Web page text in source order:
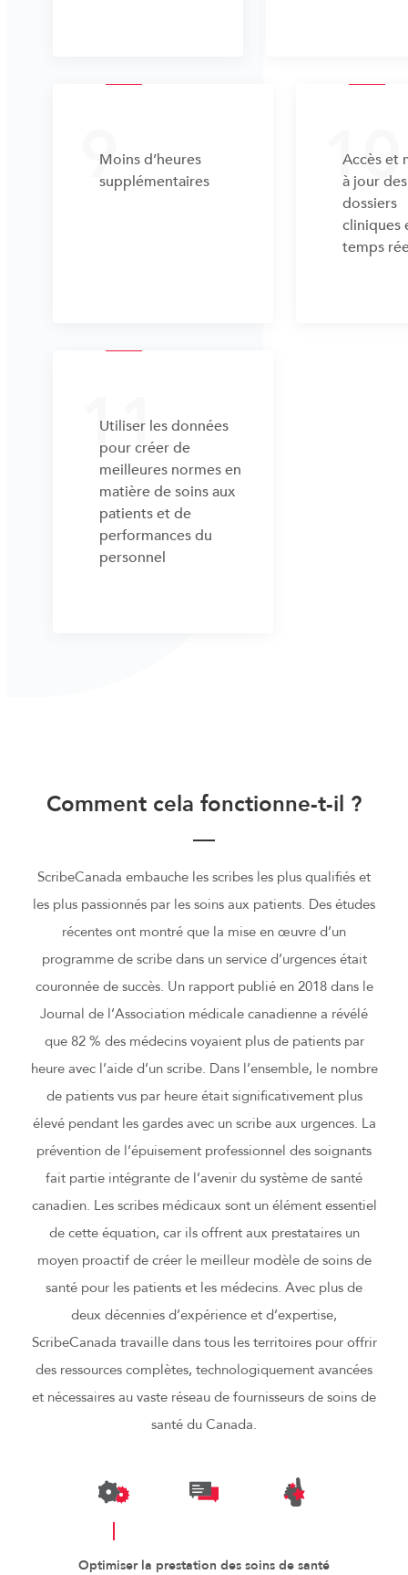
9
Moins d’heures
supplémentaires
10
Accès et
à jour des
dossiers
cliniques
temps
11
Utiliser les données
pour créer de
meilleures normes en
matière de soins aux
patients et de
performances du
personnel
Comment cela fonctionne-t-il ?
ScribeCanada embauche les scribes les plus qualifiés et
les plus passionnés par les soins aux patients. Des études
récentes ont montré que la mise en œuvre d’un
programme de scribe dans un service d’urgences était
couronnée de succès. Un rapport publié en 2018 dans le
Journal de l’Association médicale canadienne a révélé
que 82 % des médecins voyaient plus de patients par
heure avec l’aide d’un scribe. Dans l’ensemble, le nombre
de patients vus par heure était significativement plus
élevé pendant les gardes avec un scribe aux urgences. La
prévention de l’épuisement professionnel des soignants
fait partie intégrante de l’avenir du système de santé
canadien. Les scribes médicaux sont un élément essentiel
de cette équation, car ils offrent aux prestataires un
moyen proactif de créer le meilleur modèle de soins de
santé pour les patients et les médecins. Avec plus de
deux décennies d’expérience et d’expertise,
ScribeCanada travaille dans tous les territoires pour offrir
des ressources complètes, technologiquement avancées
et nécessaires au vaste réseau de fournisseurs de soins de
santé du Canada.
Optimiser la prestation des soins de santé